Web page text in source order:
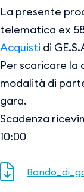
La presente
telematica ex
Acquisti di
Per scaricare la
modalità di
gara.
Scadenza
10:00